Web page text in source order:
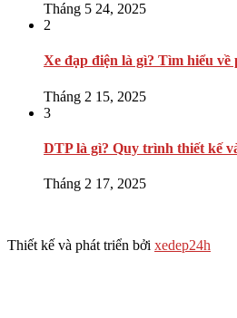
Tháng 5 24, 2025
2
Xe đạp điện là gì? Tìm hiểu
Tháng 2 15, 2025
3
DTP là gì? Quy trình thiết kế
Tháng 2 17, 2025
Thiết kế và phát triển bởi xedep24h